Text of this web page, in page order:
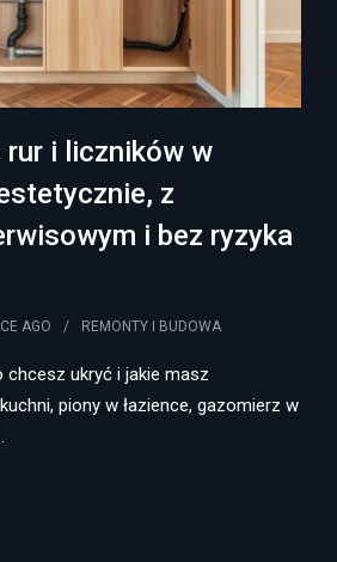
i liczników w
z
i bez ryzyka
AGO REMONTY I BUDOWA
chcesz ukryć i jakie masz
piony w łazience, gazomierz w